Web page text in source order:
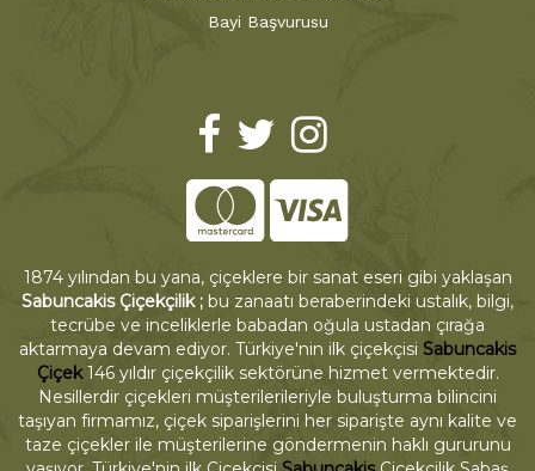
Bayi Başvurusu
1874 yılından bu yana, çiçeklere bir sanat eseri gibi yaklaşan
Sabuncakis Çiçekçilik ; bu zanaatı beraberindeki ustalık, bilgi,
tecrübe ve inceliklerle babadan oğula ustadan çırağa
aktarmaya devam ediyor. Türkiye'nin ilk çiçekçisi Sabuncakis
Çiçek146 yıldır çiçekçilik sektörüne hizmet vermektedir.
Nesillerdir çiçekleri müşterilerileriyle buluşturma bilincini
taşıyan firmamız, çiçek siparişlerini her siparişte aynı kalite ve
taze çiçekler ile müşterilerine göndermenin haklı gururunu